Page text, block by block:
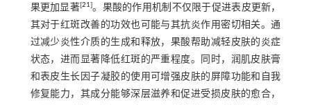
果更加显著[21]。果酸的作用机制不仅限于促进表皮更新，
其对于红斑改善的功效也可能与其抗炎作用密切相关。通
过减少炎性介质的生成和释放，果酸帮助减轻皮肤的炎症
状态，进而显著降低红斑的严重程度。同时，润肌皮肤膏
和表皮生长因子凝胶的使用可增强皮肤的屏障功能和自我
修复能力，其成分能够深层滋养和促进受损皮肤的愈合，